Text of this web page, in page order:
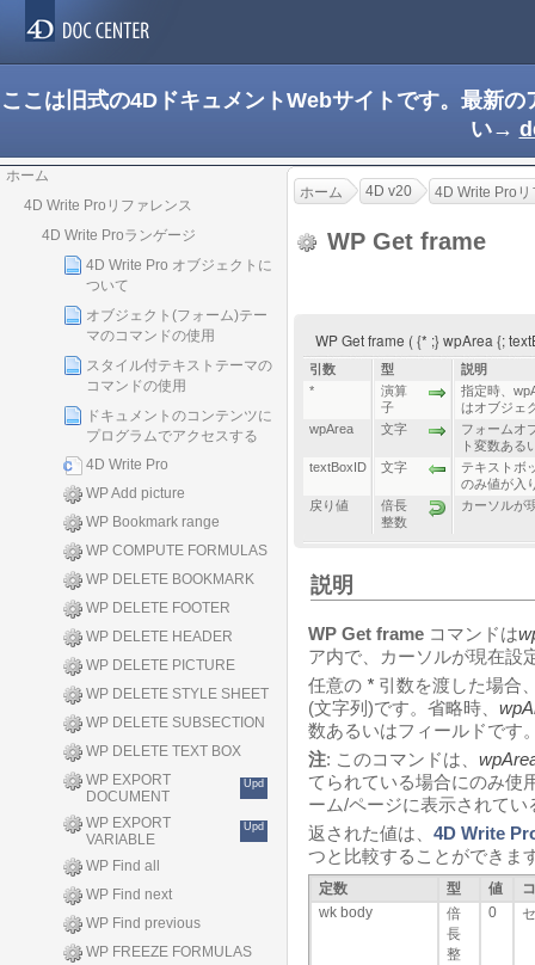
ここは旧式の4DドキュメントWebサイトです。最新
い→
ホーム
4D Write Proリファレンス
4D Write Proランゲージ
4D Write Pro オブジェクトに
ついて
オブジェクト(フォーム)テー
マのコマンドの使用
スタイル付テキストテーマの
コマンドの使用
ドキュメントのコンテンツに
プログラムでアクセスする
4D Write Pro
WP Add picture
WP Bookmark range
WP COMPUTE FORMULAS
WP DELETE BOOKMARK
WP DELETE FOOTER
WP DELETE HEADER
WP DELETE PICTURE
WP DELETE STYLE SHEET
WP DELETE SUBSECTION
WP DELETE TEXT BOX
WP EXPORT
DOCUMENT
Upd
WP EXPORT
VARIABLE
Upd
WP Find all
WP Find next
WP Find previous
WP FREEZE FORMULAS
ホーム 4D v20 4D Write Pro
WP Get frame
WP Get frame ( {* ;} wpArea {;
引数 型
説明
*
演算
子
指定時、
はオブジェ
wpArea
文字
フォームオ
ト変数ある
textBoxID
文字
テキストボ
のみ値が入
戻り値
倍長
整数
カーソルが
説明
WP Get frame コマンドは
ア内で、カーソルが現在設
任意の * 引数を渡した場合
(文字列)です。省略時、
数あるいはフィールドです
注: このコマンドは、
てられている場合にのみ使
ーム/ページに表示されて
返された値は、 4D Write
つと比較することができま
定数 型 値
wk body
倍
長
整
0